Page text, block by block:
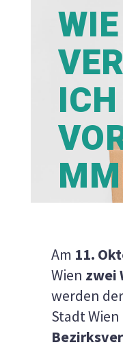
WIE
Am 11.
Wien zwei
werden der
Stadt